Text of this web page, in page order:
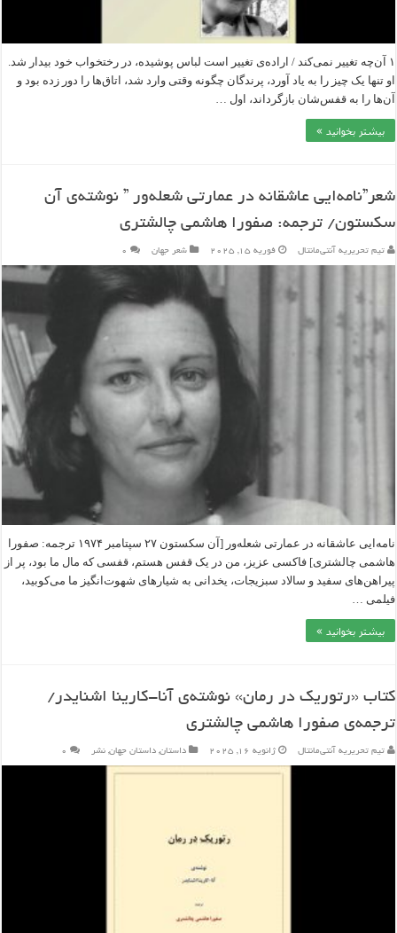
۱ آن‌چه تغییر نمی‌کند / اراده‌‎ی تغییر است لباس پوشیده، در رختخواب خود بیدار شد.
او تنها یک چیز را به یاد آورد، پرندگان چگونه وقتی وارد شد، اتاق‌ها را دور زده بود و
آن‌ها را به قفس‌شان بازگرداند، اول …
بیشتر بخوانید »
شعر”نامه‌‎ایی عاشقانه در عمارتی شعله‌ور ” نوشته‌ی آن
سکستون/ ترجمه: صفورا هاشمی چالشتری
تیم تحریریه آنتی‌مانتال فوریه 15, 2025 شعر جهان ۰
نامه‌‎ایی عاشقانه در عمارتی شعله‌ور [آن سکستون ۲۷ سپتامبر ۱۹۷۴ ترجمه: صفورا
هاشمی چالشتری] فاکسی عزیز، من در یک قفس هستم، قفسی که مال ما بود، پر از
پیراهن‌‎های سفید و سالاد سبزیجات، یخ‎دانی به شیارهای شهوت‌‎انگیز ما می‌کوبید،
فیلمی …
بیشتر بخوانید »
کتاب «رتوریک در رمان» نوشته‌ی آنا-کارینا اشنایدر/
ترجمه‌‎ی صفورا هاشمی چالشتری
تیم تحریریه آنتی‌مانتال ژانویه 16, 2025 داستان,داستان جهان,نشر ۰